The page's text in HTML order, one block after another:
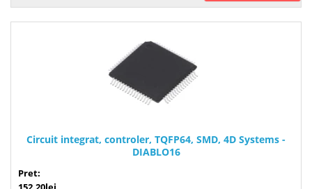
Circuit integrat, controler, TQFP64, SMD, 4D Systems -
DIABLO16
Pret: